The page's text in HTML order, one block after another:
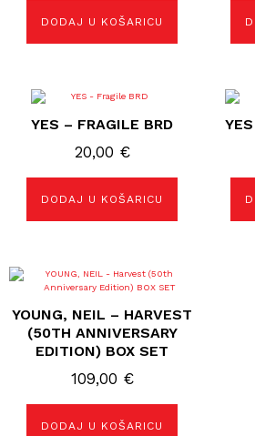
DODAJ U KOŠARICU
YES – FRAGILE BRD
20,00 €
DODAJ U KOŠARICU
YOUNG, NEIL – HARVEST
(50TH ANNIVERSARY
EDITION) BOX SET
109,00 €
DODAJ U KOŠARICU